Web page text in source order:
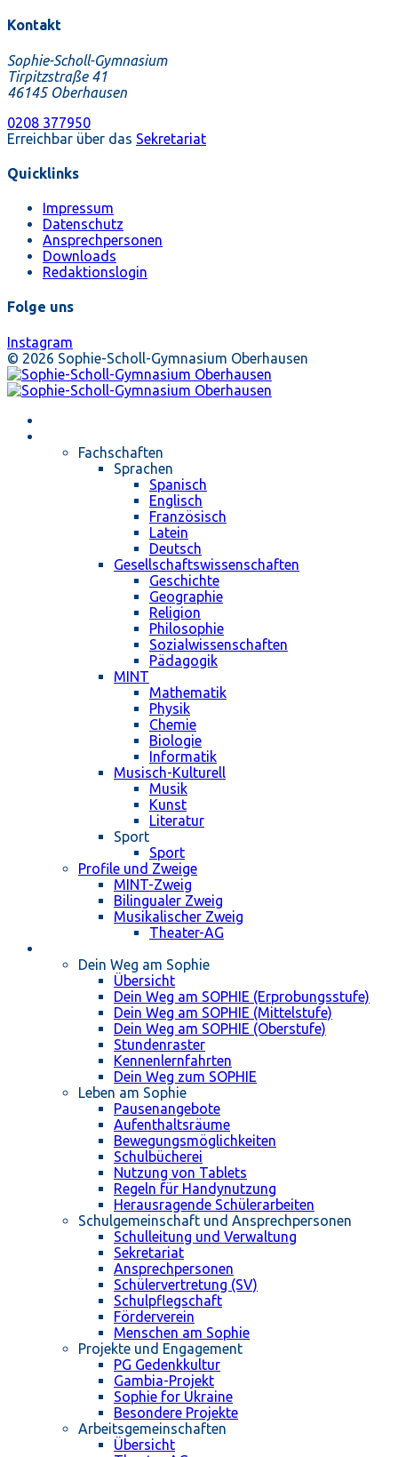
Kontakt
Sophie-Scholl-Gymnasium
Tirpitzstraße 41
46145 Oberhausen
0208 377950
Erreichbar über das Sekretariat
Quicklinks
Impressum
Datenschutz
Ansprechpersonen
Downloads
Redaktionslogin
Folge uns
Instagram
© 2026 Sophie-Scholl-Gymnasium Oberhausen
Fachschaften
Sprachen
Spanisch
Englisch
Französisch
Latein
Deutsch
Gesellschaftswissenschaften
Geschichte
Geographie
Religion
Philosophie
Sozialwissenschaften
Pädagogik
MINT
Mathematik
Physik
Chemie
Biologie
Informatik
Musisch-Kulturell
Musik
Kunst
Literatur
Sport
Sport
Profile und Zweige
MINT-Zweig
Bilingualer Zweig
Musikalischer Zweig
Theater-AG
Dein Weg am Sophie
Übersicht
Dein Weg am SOPHIE (Erprobungsstufe)
Dein Weg am SOPHIE (Mittelstufe)
Dein Weg am SOPHIE (Oberstufe)
Stundenraster
Kennenlernfahrten
Dein Weg zum SOPHIE
Leben am Sophie
Pausenangebote
Aufenthaltsräume
Bewegungsmöglichkeiten
Schulbücherei
Nutzung von Tablets
Regeln für Handynutzung
Herausragende Schülerarbeiten
Schulgemeinschaft und Ansprechpersonen
Schulleitung und Verwaltung
Sekretariat
Ansprechpersonen
Schülervertretung (SV)
Schulpflegschaft
Förderverein
Menschen am Sophie
Projekte und Engagement
PG Gedenkkultur
Gambia-Projekt
Sophie for Ukraine
Besondere Projekte
Arbeitsgemeinschaften
Übersicht